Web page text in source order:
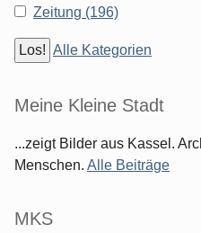
Zeitung (196)
Alle Kategorien
Meine Kleine Stadt
...zeigt Bilder aus Kassel.
Menschen. Alle Beiträge
MKS